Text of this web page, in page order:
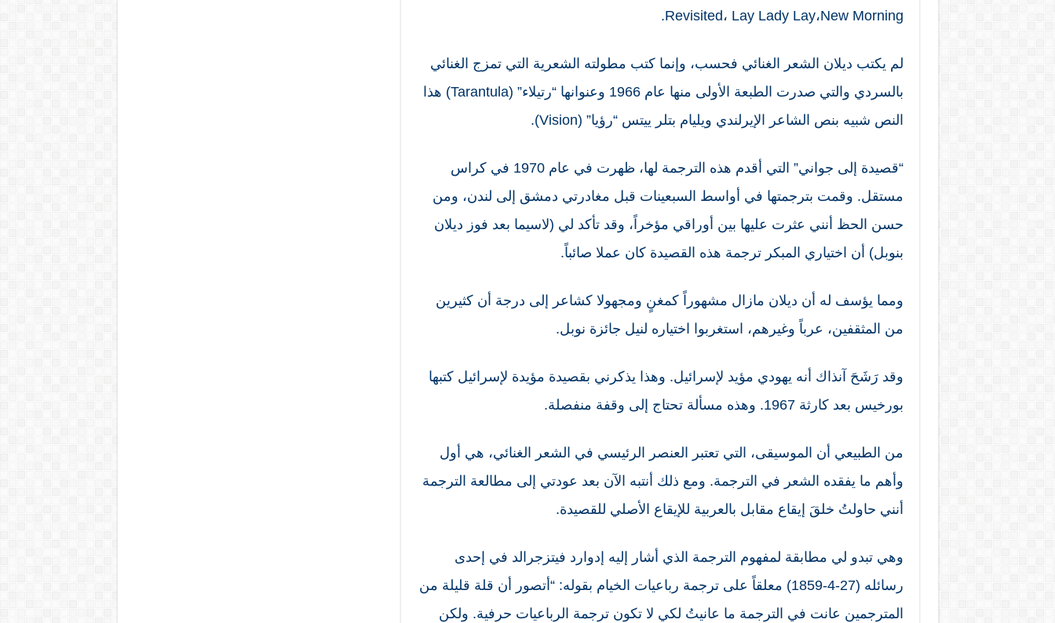
Revisited، Lay Lady Lay،New Morning.
لم يكتب ديلان الشعر الغنائي فحسب، وإنما كتب مطولته الشعرية التي تمزج الغنائي
بالسردي والتي صدرت الطبعة الأولى منها عام 1966 وعنوانها “رتيلاء” (Tarantula) هذا
النص شبيه بنص الشاعر الإيرلندي ويليام بتلر ييتس “رؤيا” (Vision).
“قصيدة إلى جواني” التي أقدم هذه الترجمة لها، ظهرت في عام 1970 في كراس
مستقل. وقمت بترجمتها في أواسط السبعينات قبل مغادرتي دمشق إلى لندن، ومن
حسن الحظ أنني عثرت عليها بين أوراقي مؤخراً، وقد تأكد لي (لاسيما بعد فوز ديلان
بنوبل) أن اختياري المبكر ترجمة هذه القصيدة كان عملا صائباً.
ومما يؤسف له أن ديلان مازال مشهوراً كمغنٍ ومجهولا كشاعر إلى درجة أن كثيرين
من المثقفين، عرباً وغيرهم، استغربوا اختياره لنيل جائزة نوبل.
وقد رَشَحَ آنذاك أنه يهودي مؤيد لإسرائيل. وهذا يذكرني بقصيدة مؤيدة لإسرائيل كتبها
بورخيس بعد كارثة 1967. وهذه مسألة تحتاج إلى وقفة منفصلة.
من الطبيعي أن الموسيقى، التي تعتبر العنصر الرئيسي في الشعر الغنائي، هي أول
وأهم ما يفقده الشعر في الترجمة. ومع ذلك أنتبه الآن بعد عودتي إلى مطالعة الترجمة
أنني حاولتُ خلقَ إيقاع مقابل بالعربية للإيقاع الأصلي للقصيدة.
وهي تبدو لي مطابقة لمفهوم الترجمة الذي أشار إليه إدوارد فيتزجرالد في إحدى
رسائله (27-4-1859) معلقاً على ترجمة رباعيات الخيام بقوله: “أتصور أن قلة قليلة من
المترجمين عانت في الترجمة ما عانيتُ لكي لا تكون ترجمة الرباعيات حرفية. ولكن